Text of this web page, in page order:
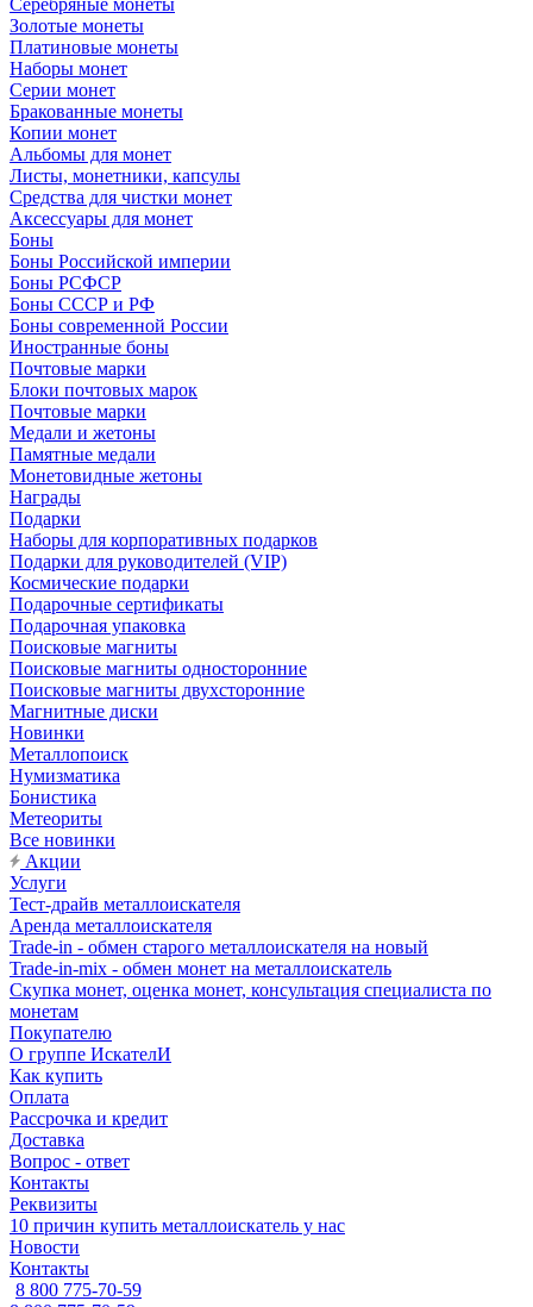
Серебряные монеты
Золотые монеты
Платиновые монеты
Наборы монет
Серии монет
Бракованные монеты
Копии монет
Альбомы для монет
Листы, монетники, капсулы
Средства для чистки монет
Аксессуары для монет
Боны
Боны Российской империи
Боны РСФСР
Боны СССР и РФ
Боны современной России
Иностранные боны
Почтовые марки
Блоки почтовых марок
Почтовые марки
Медали и жетоны
Памятные медали
Монетовидные жетоны
Награды
Подарки
Наборы для корпоративных подарков
Подарки для руководителей (VIP)
Космические подарки
Подарочные сертификаты
Подарочная упаковка
Поисковые магниты
Поисковые магниты односторонние
Поисковые магниты двухсторонние
Магнитные диски
Новинки
Металлопоиск
Нумизматика
Бонистика
Метеориты
Все новинки
Акции
Услуги
Тест-драйв металлоискателя
Аренда металлоискателя
Trade-in - обмен старого металлоискателя на новый
Trade-in-mix - обмен монет на металлоискатель
Скупка монет, оценка монет, консультация специалиста по
монетам
Покупателю
О группе ИскателИ
Как купить
Оплата
Рассрочка и кредит
Доставка
Вопрос - ответ
Контакты
Реквизиты
10 причин купить металлоискатель у нас
Новости
Контакты
8 800 775-70-59